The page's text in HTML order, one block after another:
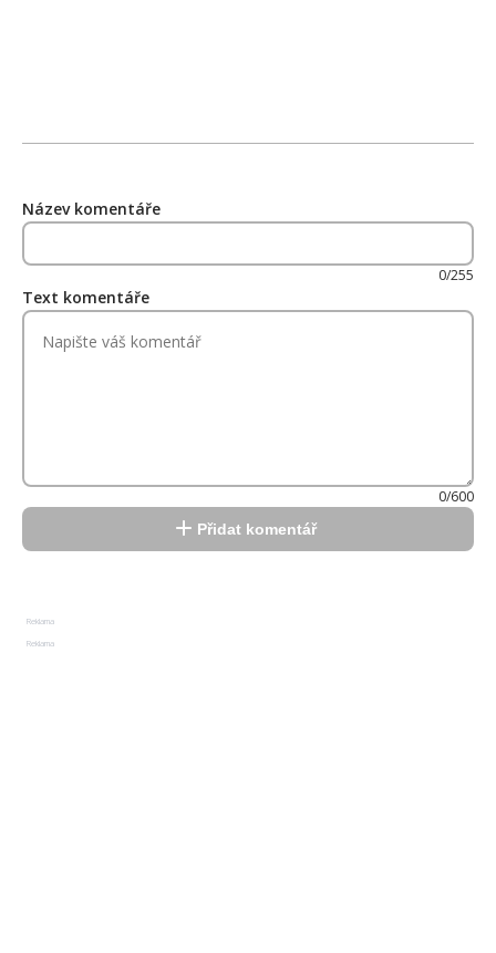
Název komentáře
0/255
Text komentáře
0/600
Přidat komentář
Reklama
Reklama